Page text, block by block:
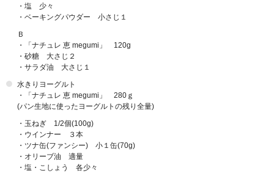
・塩 少々
・ベーキングパウダー 小さじ１
Ｂ
・「ナチュレ 恵 megumi」 120g
・砂糖 大さじ２
・サラダ油 大さじ１
水きりヨーグルト
・「ナチュレ 恵 megumi」 280ｇ
(パン生地に使ったヨーグルトの残り全量)
・玉ねぎ 1/2個(100g)
・ウインナー ３本
・ツナ缶(ファンシー) 小１缶(70g)
・オリーブ油 適量
・塩・こしょう 各少々